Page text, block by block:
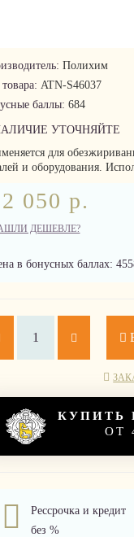
Полихим
ATN-S46037
баллы: 684
УТОЧНЯЙТЕ
для
и оборудования.
050 р.
ДЕШЕВЛЕ?
в бонусных баллах:
КУПИТЬ
ОТ
Рессрочка и кредит
без %